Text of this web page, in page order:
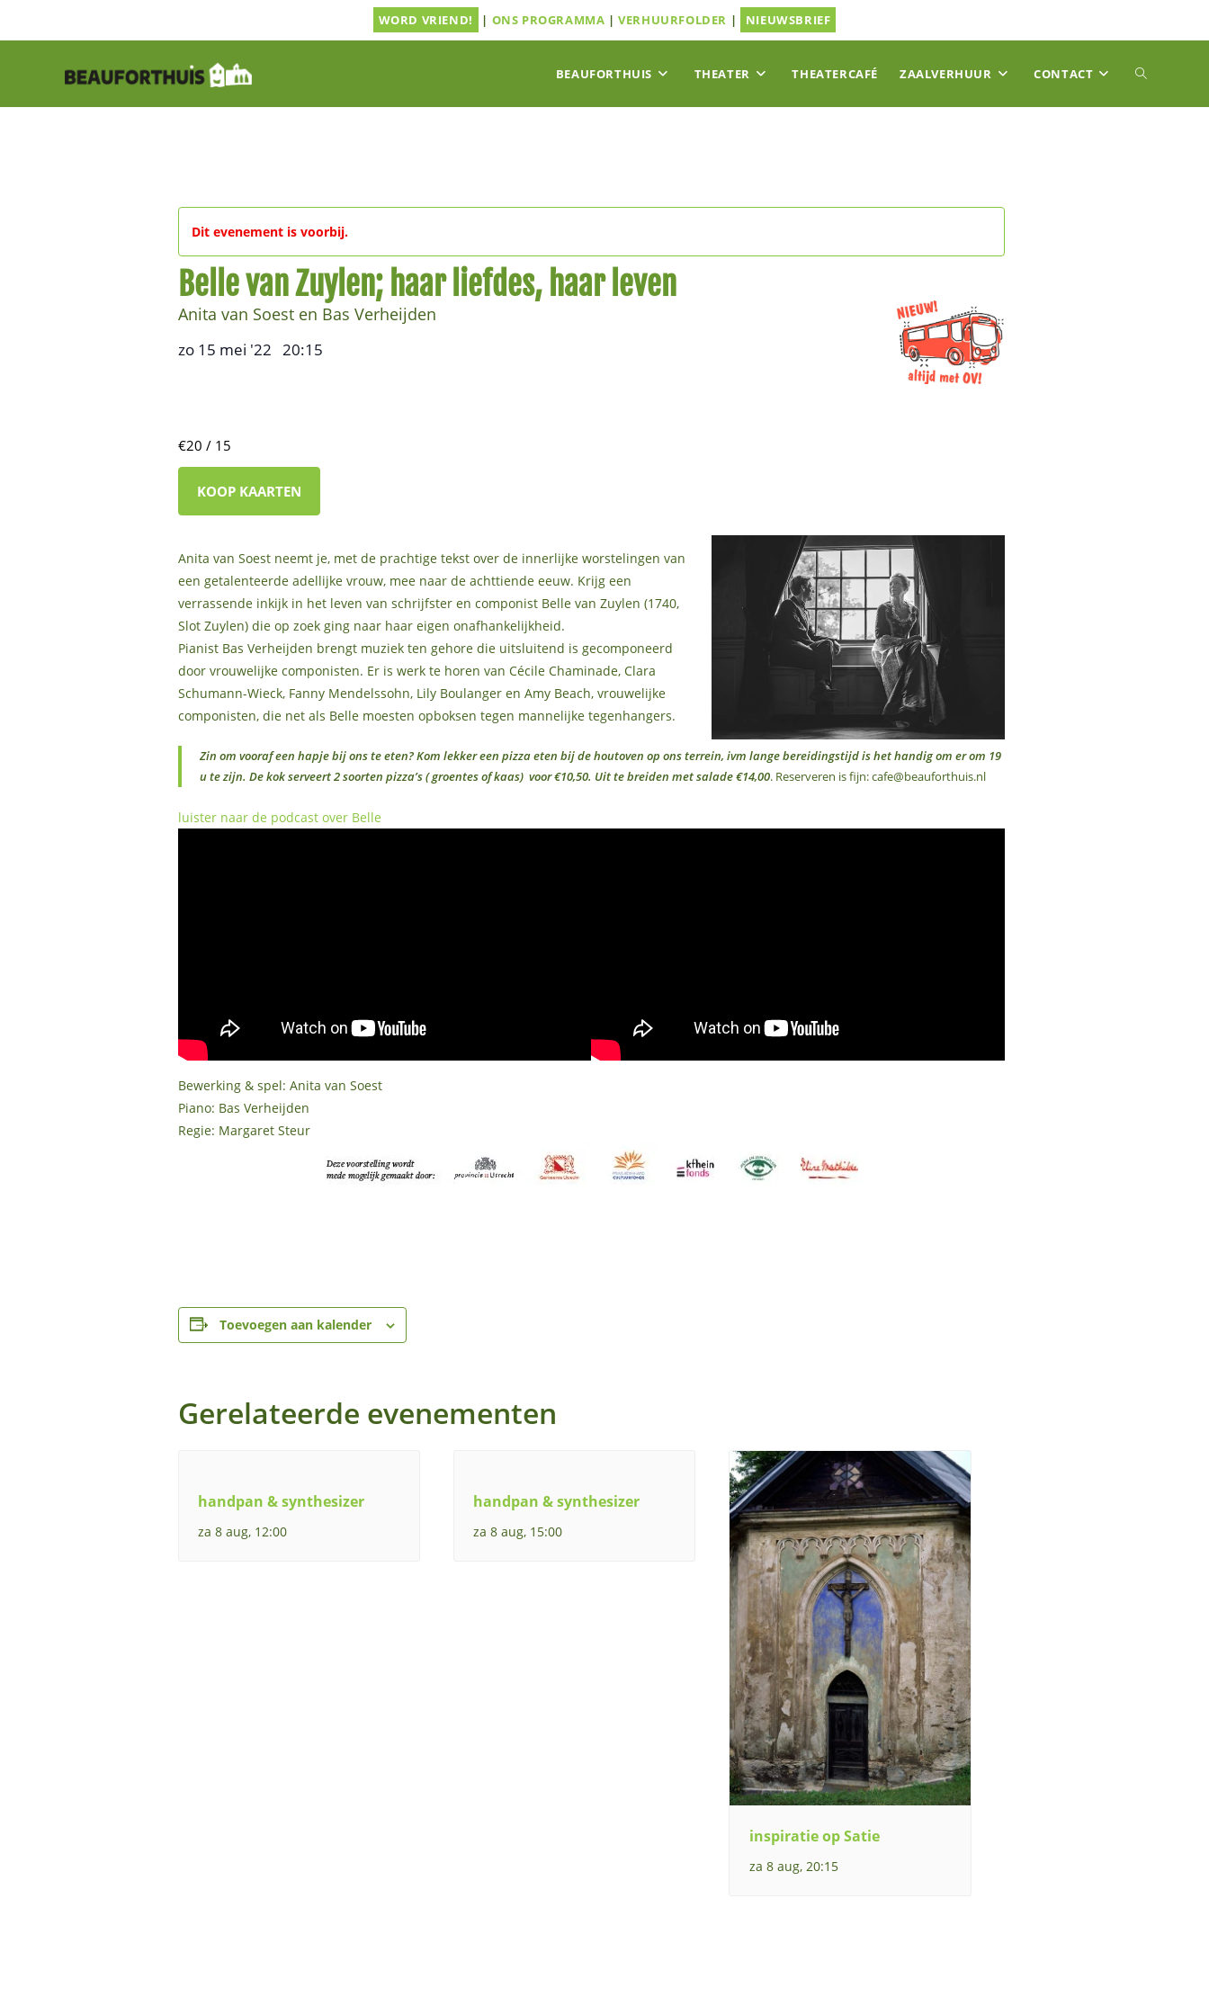
WORD VRIEND! | ONS PROGRAMMA |VERHUURFOLDER | NIEUWSBRIEF
BEAUFORTHUIS THEATER THEATERCAFÉ ZAALVERHUUR CONTACT TOGGLE
Dit evenement is voorbij.
Belle van Zuylen; haar liefdes, haar leven
Anita van Soest en Bas Verheijden
zo 15 mei '22 20:15
€20 / 15
KOOP KAARTEN
Anita van Soest neemt je, met de prachtige tekst over de innerlijke worstelingen van
een getalenteerde adellijke vrouw, mee naar de achttiende eeuw. Krijg een
verrassende inkijk in het leven van schrijfster en componist Belle van Zuylen (1740,
Slot Zuylen) die op zoek ging naar haar eigen onafhankelijkheid.
Pianist Bas Verheijden brengt muziek ten gehore die uitsluitend is gecomponeerd
door vrouwelijke componisten. Er is werk te horen van Cécile Chaminade, Clara
Schumann-Wieck, Fanny Mendelssohn, Lily Boulanger en Amy Beach, vrouwelijke
componisten, die net als Belle moesten opboksen tegen mannelijke tegenhangers.
Zin om vooraf een hapje bij ons te eten? Kom lekker een pizza eten bij de houtoven op ons terrein, ivm lange bereidingstijd is het handig om er om 19
u te zijn. De kok serveert 2 soorten pizza’s ( groentes of kaas) voor €10,50. Uit te breiden met salade €14,00. Reserveren is fijn: cafe@beauforthuis.nl
luister naar de podcast over Belle
Bewerking & spel: Anita van Soest
Piano: Bas Verheijden
Regie: Margaret Steur
Toevoegen aan kalender
Gerelateerde evenementen
handpan & synthesizer
za 8 aug, 12:00
handpan & synthesizer
za 8 aug, 15:00
inspiratie op Satie
za 8 aug, 20:15